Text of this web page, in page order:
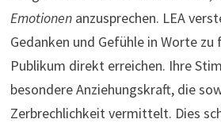
Emotionenanzusprechen. LEA
Gedanken und Gefühle in Worte zu
Publikum direkt erreichen. Ihre
besondere Anziehungskraft, die
Zerbrechlichkeit vermittelt. Dies